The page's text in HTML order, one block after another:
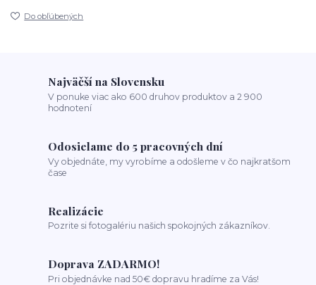
Do obľúbených
Najväčší na Slovensku
V ponuke viac ako 600 druhov produktov a 2 900
hodnotení
Odosielame do 5 pracovných dní
Vy objednáte, my vyrobíme a odošleme v čo najkratšom
čase
Realizácie
Pozrite si fotogalériu našich spokojných zákazníkov.
Doprava ZADARMO!
Pri objednávke nad 50€ dopravu hradíme za Vás!